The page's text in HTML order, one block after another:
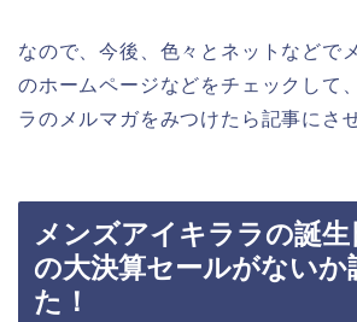
なので、今後、色々とネットなどで
のホームページなどをチェックして
ラのメルマガをみつけたら記事にさ
メンズアイキララの誕生
の大決算セールがないか
た！